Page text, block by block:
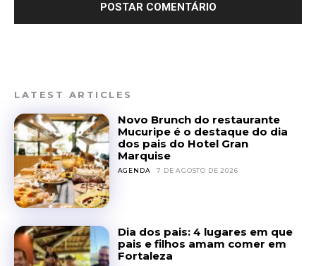
LATEST ARTICLES
Novo Brunch do restaurante
Mucuripe é o destaque do dia
dos pais do Hotel Gran
Marquise
AGENDA 7 DE AGOSTO DE 2026
Dia dos pais: 4 lugares em que
pais e filhos amam comer em
Fortaleza